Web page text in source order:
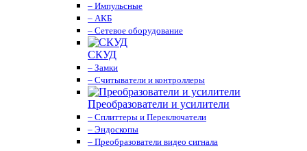
– Импульсные
– АКБ
– Сетевое оборудование
СКУД
– Замки
– Считыватели и контроллеры
Преобразователи и усилители
– Сплиттеры и Переключатели
– Эндоскопы
– Преобразователи видео сигнала